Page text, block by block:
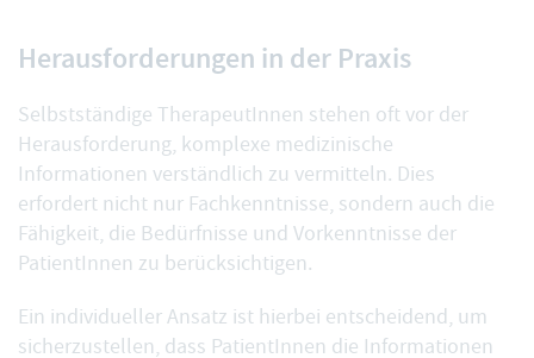
Herausforderungen in der Praxis
Selbstständige TherapeutInnen stehen oft vor der
Herausforderung, komplexe medizinische
Informationen verständlich zu vermitteln. Dies
erfordert nicht nur Fachkenntnisse, sondern auch die
Fähigkeit, die Bedürfnisse und Vorkenntnisse der
PatientInnen zu berücksichtigen.
Ein individueller Ansatz ist hierbei entscheidend, um
sicherzustellen, dass PatientInnen die Informationen